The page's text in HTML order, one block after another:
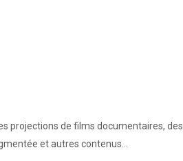
projections de films documentaires, des
et autres contenus...